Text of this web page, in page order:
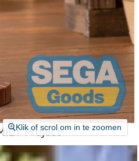
Klik of scrol om in te zoomen